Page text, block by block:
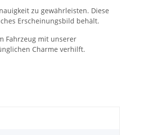
zu gewährleisten. Diese
Erscheinungsbild behält.
Fahrzeug mit unserer
Charme verhilft.